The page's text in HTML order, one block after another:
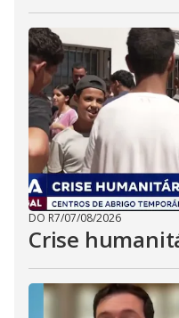
DO R7/07/08/2026
Crise